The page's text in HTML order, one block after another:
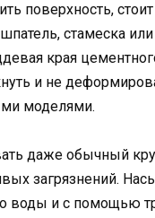
поверхность,
стамеска
края
и не
моделями.
даже обычный
загрязнений.
воды и с помощью